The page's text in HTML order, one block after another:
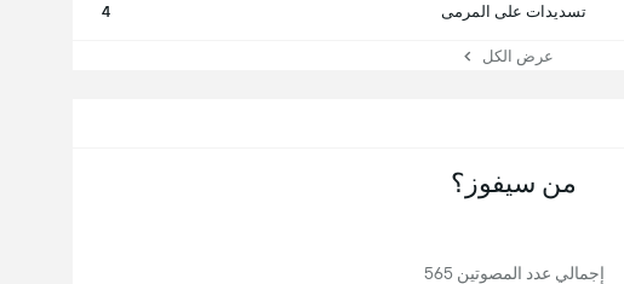
تسديدات على المرمى 4
عرض الكل
من سيفوز؟
إجمالي عدد المصوتين 565